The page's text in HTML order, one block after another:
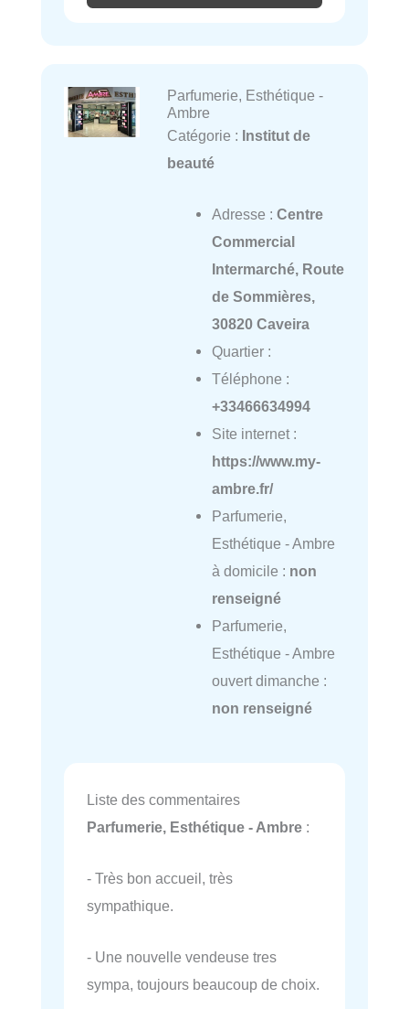
Parfumerie, Esthétique -
Ambre
Catégorie : Institut de
beauté
Adresse : Centre
Commercial
Intermarché, Route
de Sommières,
30820 Caveira
Quartier :
Téléphone :
+33466634994
Site internet :
https://www.my-
ambre.fr/
Parfumerie,
Esthétique - Ambre
à domicile : non
renseigné
Parfumerie,
Esthétique - Ambre
ouvert dimanche :
non renseigné
Liste des commentaires
Parfumerie, Esthétique - Ambre :
- Très bon accueil, très
sympathique.
- Une nouvelle vendeuse tres
sympa, toujours beaucoup de choix.